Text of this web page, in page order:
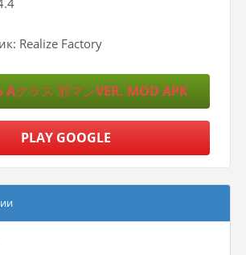
Realize Factory
クラス 邪マンVER. MOD APK
PLAY GOOGLE